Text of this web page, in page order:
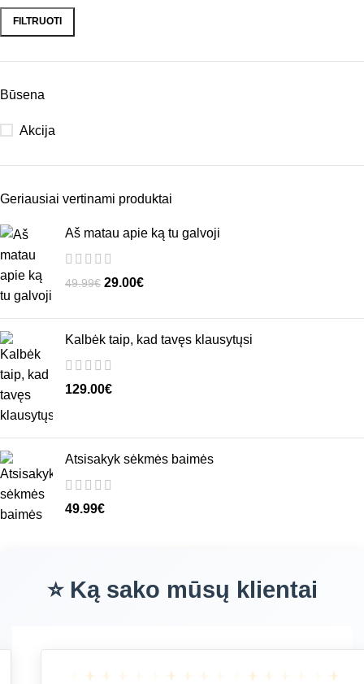
FILTRUOTI
Būsena
Akcija
Geriausiai vertinami produktai
Aš matau apie ką tu galvoji
49.99€ 29.00€
Kalbėk taip, kad tavęs klausytųsi
129.00€
Atsisakyk sėkmės baimės
49.99€
⭐ Ką sako mūsų klientai